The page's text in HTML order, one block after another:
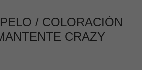
/ COLORACIÓN
CRAZY